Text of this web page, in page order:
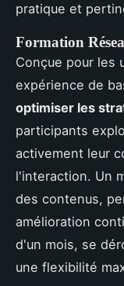
pratique et
Formation
Conçue pour les
expérience de
optimiser les
participants
activement leur
l'interaction. Un
des contenus,
amélioration
d'un mois, se
une flexibilité